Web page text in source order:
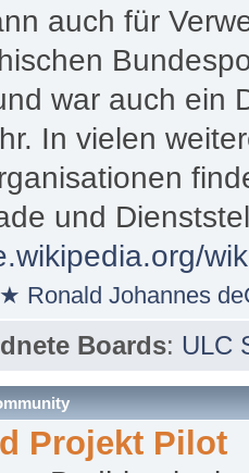
auch für
war auch ein
In vielen
und
★ Ronald Johannes
Boards: ULC
Projekt Pilot